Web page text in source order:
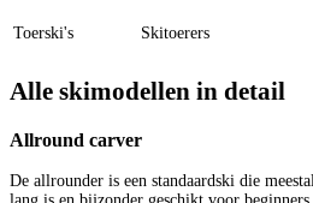
Toerski's
Skitoerers
Alle skimodellen in detail
Allround carver
De allrounder is een standaardski die